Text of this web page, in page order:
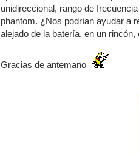
unidireccional, rango de
phantom. ¿Nos podrían ayudar a
alejado de la batería, en un
Gracias de antemano